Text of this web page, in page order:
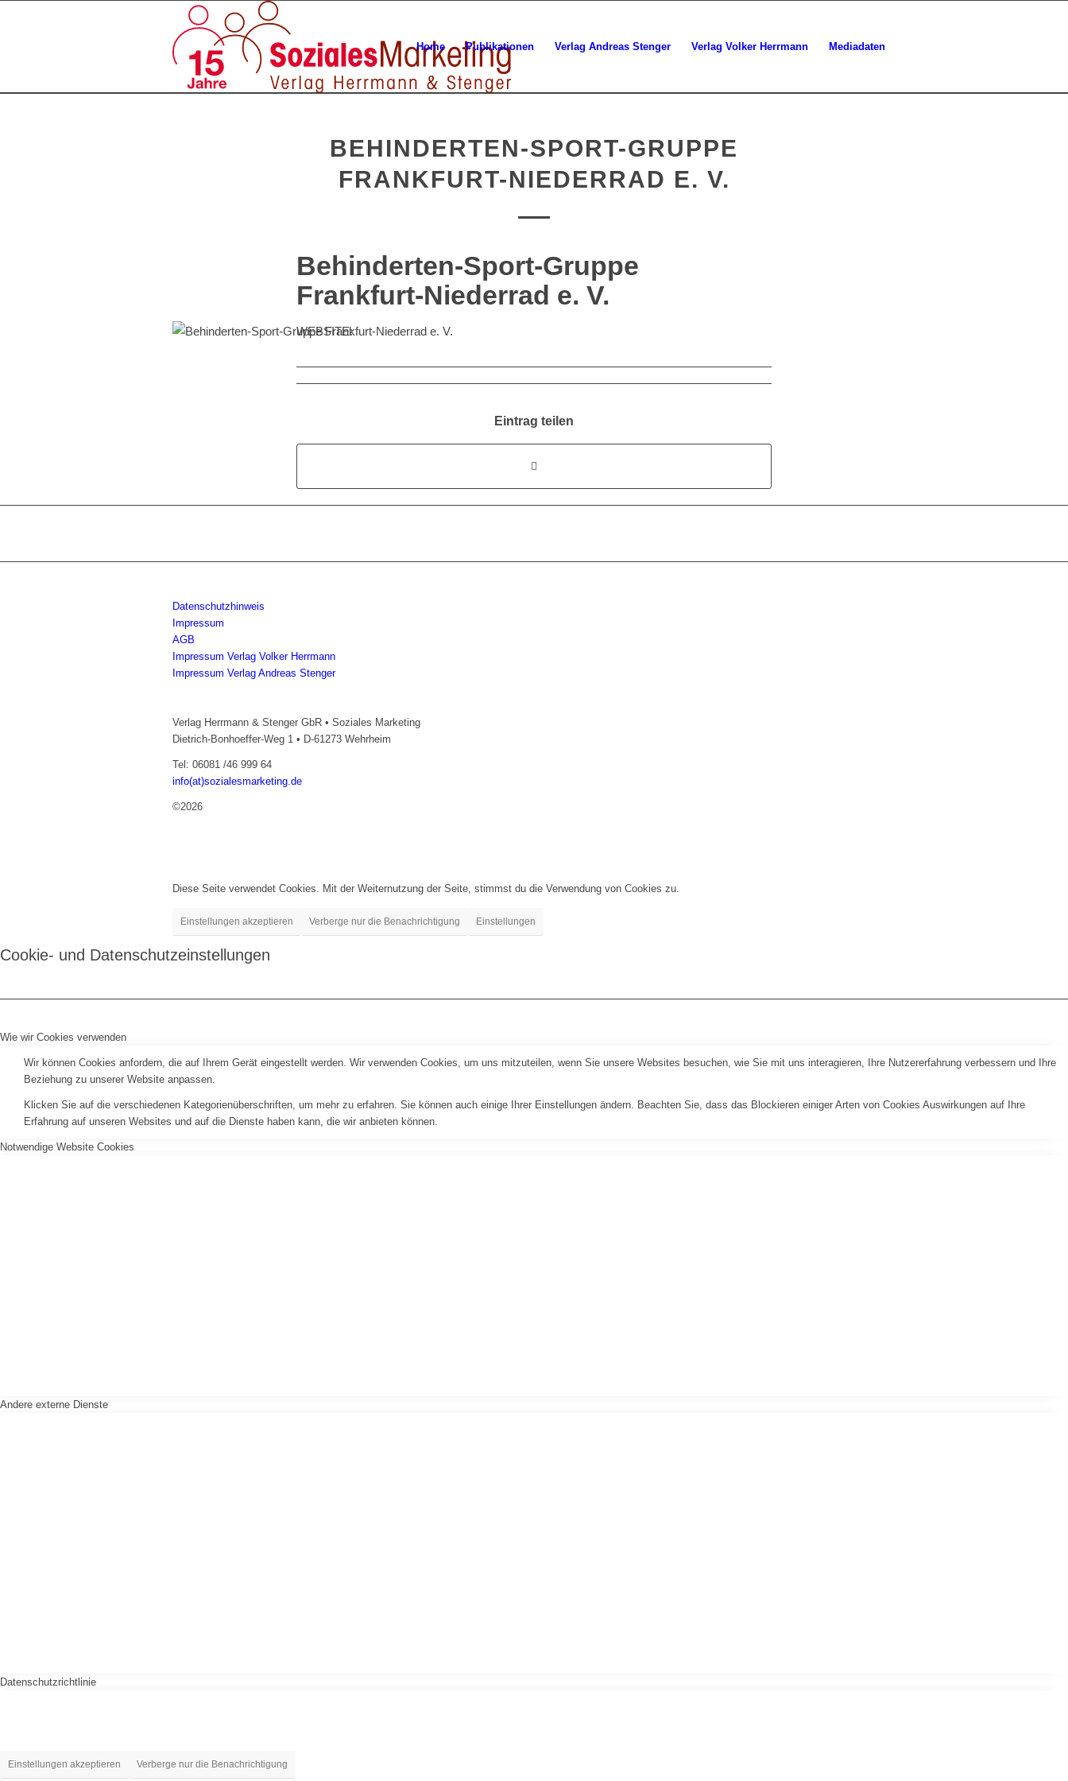
Home Publikationen Verlag Andreas Stenger Verlag Volker Herrmann Mediadaten
BEHINDERTEN-SPORT-GRUPPE
FRANKFURT-NIEDERRAD E. V.
Behinderten-Sport-Gruppe
Frankfurt-Niederrad e. V.
WEBSITE:
Eintrag teilen
Datenschutzhinweis
Impressum
AGB
Impressum Verlag Volker Herrmann
Impressum Verlag Andreas Stenger
Verlag Herrmann & Stenger GbR • Soziales Marketing
Dietrich-Bonhoeffer-Weg 1 • D-61273 Wehrheim
Tel: 06081 /46 999 64
info(at)sozialesmarketing.de
©2026
Diese Seite verwendet Cookies. Mit der Weiternutzung der Seite, stimmst du die Verwendung von Cookies zu.
Einstellungen akzeptieren Verberge nur die Benachrichtigung Einstellungen
Cookie- und Datenschutzeinstellungen
Wie wir Cookies verwenden
Wir können Cookies anfordern, die auf Ihrem Gerät eingestellt werden. Wir verwenden Cookies, um uns mitzuteilen, wenn Sie unsere Websites besuchen, wie Sie mit uns interagieren, Ihre Nutzererfahrung verbessern und Ihre
Beziehung zu unserer Website anpassen.
Klicken Sie auf die verschiedenen Kategorienüberschriften, um mehr zu erfahren. Sie können auch einige Ihrer Einstellungen ändern. Beachten Sie, dass das Blockieren einiger Arten von Cookies Auswirkungen auf Ihre
Erfahrung auf unseren Websites und auf die Dienste haben kann, die wir anbieten können.
Notwendige Website Cookies
Andere externe Dienste
Datenschutzrichtlinie
Einstellungen akzeptieren Verberge nur die Benachrichtigung